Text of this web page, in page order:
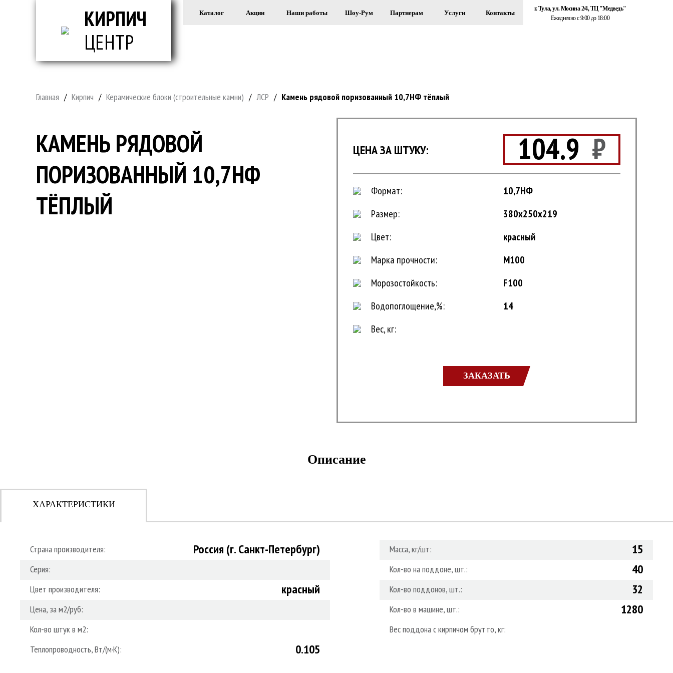
КИРПИЧ
ЦЕНТР
Каталог Акции Наши работы Шоу-Рум Партнерам Услуги Контакты
г. Тула, ул. Мосина 2/4, ТЦ "Медведь"
Ежедневно с 9:00 до 18:00
Главная / Кирпич / Керамические блоки (строительные камни) / ЛСР / Камень рядовой поризованный 10,7НФ тёплый
КАМЕНЬ РЯДОВОЙ
ПОРИЗОВАННЫЙ 10,7НФ
ТЁПЛЫЙ
ЦЕНА ЗА ШТУКУ: 104.9₽
Формат:
10,7НФ
Размер:
380x250x219
Цвет:
красный
Марка прочности:
M100
Морозостойкость:
F100
Водопоглощение,%:
14
Вес, кг:
ЗАКАЗАТЬ
Описание
ХАРАКТЕРИСТИКИ
Страна производителя: Россия (г. Санкт-Петербург)
Серия:
Цвет производителя:
красный
Цена, за м2/руб:
Кол-во штук в м2:
Теплопроводность, Вт/(м·К):
0.105
Масса, кг/шт: 15
Кол-во на поддоне, шт.: 40
Кол-во поддонов, шт.: 32
Кол-во в машине, шт.: 1280
Вес поддона с кирпичом брутто, кг: